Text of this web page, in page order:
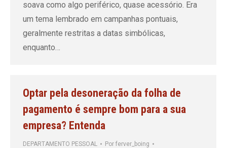
soava como algo periférico, quase acessório. Era
um tema lembrado em campanhas pontuais,
geralmente restritas a datas simbólicas,
enquanto…
Optar pela desoneração da folha de
pagamento é sempre bom para a sua
empresa? Entenda
DEPARTAMENTO PESSOAL Por ferver_boing